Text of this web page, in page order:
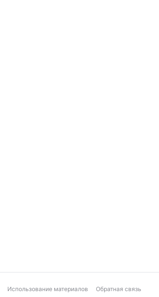
Использование материалов Обратная связь